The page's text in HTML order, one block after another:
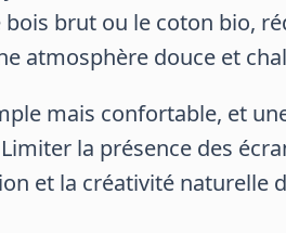
brut ou le coton bio,
atmosphère douce et
mais confortable, et
la présence des
et la créativité naturelle